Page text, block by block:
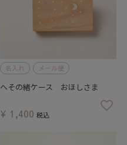
名入れ メール便
へその緒ケース おほしさま
¥ 1,400 税込